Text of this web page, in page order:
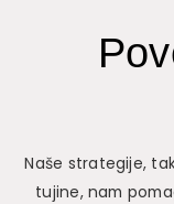
Naše strategije,
tujine, nam